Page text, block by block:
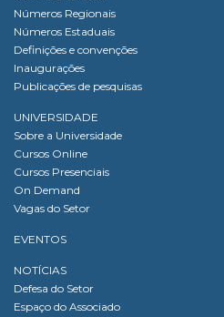
Números Regionais
Números Estaduais
Definições e convenções
Inaugurações
Publicações de pesquisas
UNIVERSIDADE
Sobre a Universidade
Cursos Online
Cursos Presenciais
On Demand
Vagas do Setor
EVENTOS
NOTÍCIAS
Defesa do Setor
Espaço do Associado